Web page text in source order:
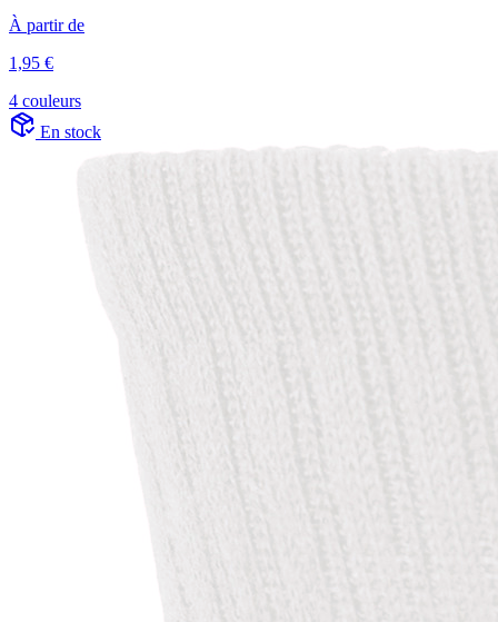
À partir de
1,95 €
4 couleurs
En stock